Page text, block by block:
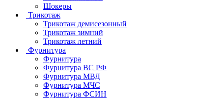
Шокеры
Трикотаж
Трикотаж демисезонный
Трикотаж зимний
Трикотаж летний
Фурнитура
Фурнитура
Фурнитура ВС РФ
Фурнитура МВД
Фурнитура МЧС
Фурнитура ФСИН